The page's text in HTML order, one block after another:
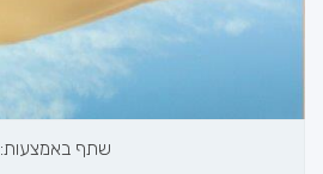
שתף באמצעות: